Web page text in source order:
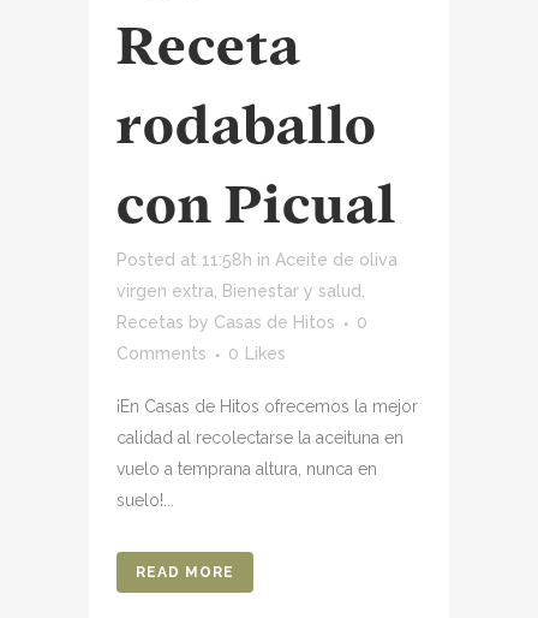
Receta
rodaballo
con Picual
Posted at 11:58h in Aceite de oliva
virgen extra
Bienestar y salud
Recetas by Casas de Hitos
0
Comments
0 Likes
¡En Casas de Hitos ofrecemos la mejor
calidad al recolectarse la aceituna en
vuelo a temprana altura, nunca en
suelo!...
READ MORE